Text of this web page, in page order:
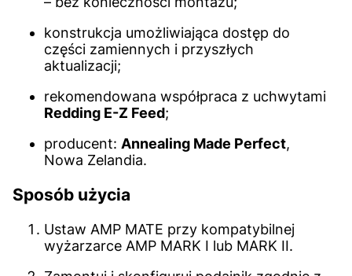
konstrukcja umożliwiająca dostęp do
części zamiennych i przyszłych
aktualizacji;
rekomendowana współpraca z uchwytami
Redding E-Z Feed;
producent: Annealing Made Perfect,
Nowa Zelandia.
Sposób użycia
Ustaw AMP MATE przy kompatybilnej
wyżarzarce AMP MARK I lub MARK II.